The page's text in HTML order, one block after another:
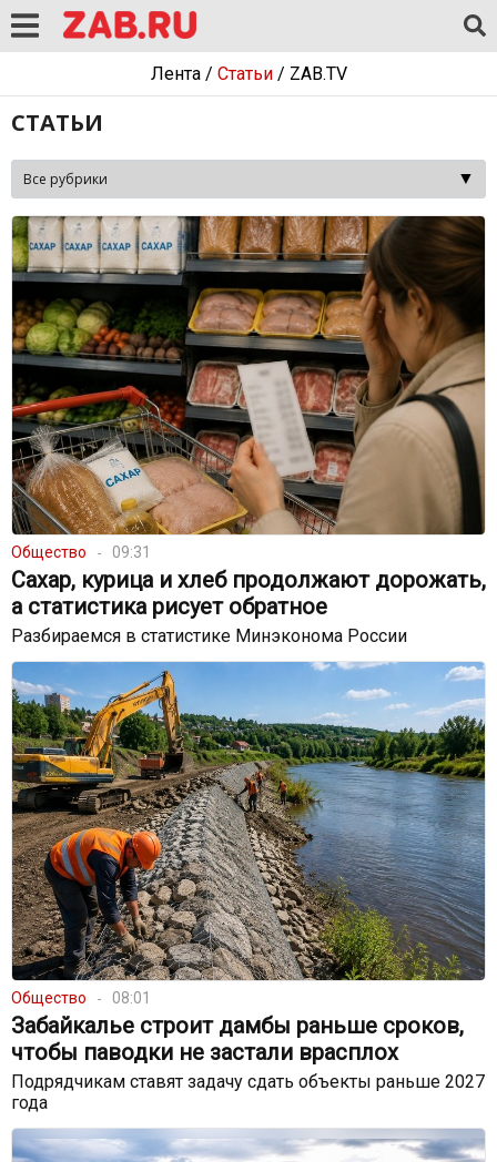
Лента/ Статьи/ ZAB.TV
СТАТЬИ
Общество 09:31
Сахар, курица и хлеб продолжают дорожать,
а статистика рисует обратное
Разбираемся в статистике Минэконома России
Общество 08:01
Забайкалье строит дамбы раньше сроков,
чтобы паводки не застали врасплох
Подрядчикам ставят задачу сдать объекты раньше 2027
года